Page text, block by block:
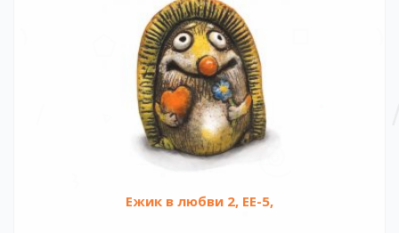
Ежик в любви 2, ЕЕ-5,